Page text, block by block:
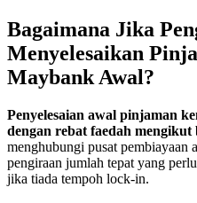
Bagaimana Jika
Menyelesaikan
Maybank Awal?
Penyelesaian awal pinjaman
dengan rebat faedah mengikut
menghubungi pusat pembiayaan
pengiraan jumlah tepat yang
jika tiada tempoh lock-in.